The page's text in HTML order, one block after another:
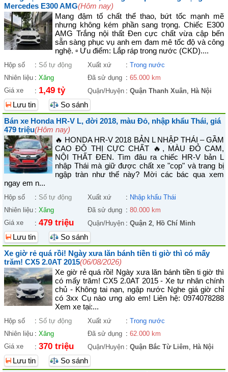
Mercedes E300 AMG(Hôm nay)
Mang đậm tố chất thể thao, bứt tốc mạnh mẽ
nhưng không kém phần sang trọng. Chiếc E300
AMG Trắng nội thất Đen cực chất vừa cập bến
sẵn sàng phục vụ anh em đam mê tốc độ và công
nghệ. ▫ Ưu điểm: Lắp ráp trong nước (CKD)....
Hộp số : Số tự động Xuất xứ : Trong nước
Nhiên liệu : Xăng Đã sử dụng : 65.000 km
Giá xe
: 1,49 tỷ Quận/Huyện : Quận Thanh Xuân, Hà Nội
Lưu tin
So sánh
Bán xe Honda HR-V L, đời 2018, màu Đỏ, nhập khẩu Thái, giá
479 triệu(Hôm nay)
🔥 HONDA HR-V 2018 BẢN L NHẬP THÁI – GẦM
CAO ĐÔ THỊ CỰC CHẤT 🔥, MÀU ĐỎ CAM,
NỘI THẤT ĐEN. Tìm đâu ra chiếc HR-V bản L
nhập Thái mà giữ được chất xe "cọp" và trang bị
ngập tràn như thế này? Mời các bác qua xem
ngay em n...
Hộp số : Số tự động Xuất xứ : Nhập khẩu Thái
Nhiên liệu : Xăng Đã sử dụng : 80.000 km
Giá xe
: 479 triệu Quận/Huyện : Quận 2, Hồ Chí Minh
Lưu tin
So sánh
Xe giờ rẻ quá rồi! Ngày xưa lăn bánh tiền ti giờ thì có mấy
trăm! CX5 2.0AT 2015(06/08/2026)
Xe giờ rẻ quá rồi! Ngày xưa lăn bánh tiền ti giờ thì
có mấy trăm! CX5 2.0AT 2015 - Xe tư nhân chính
chủ - Không tai nạn, ngập nước Nghe giá giờ chỉ
có 3xx Cụ nào ưng alo em! Liên hệ: 0974078288
Xem xe tại:...
Hộp số : Số tự động Xuất xứ : Trong nước
Nhiên liệu : Xăng Đã sử dụng : 62.000 km
Giá xe
: 370 triệu Quận/Huyện : Quận Bắc Từ Liêm, Hà Nội
Lưu tin
So sánh